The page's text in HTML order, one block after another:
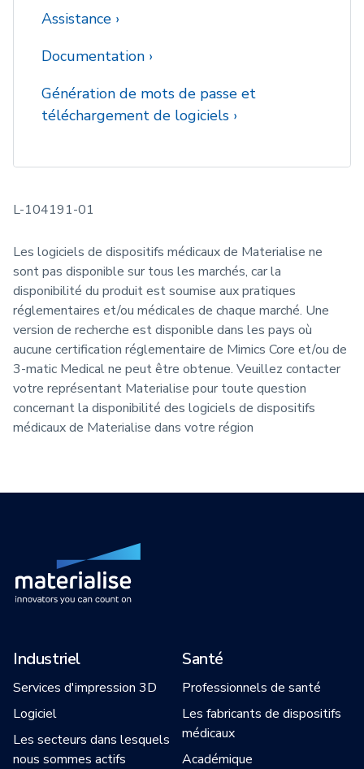
Assistance
Documentation
Génération de mots de passe et
téléchargement de logiciels
L-104191-01
Les logiciels de dispositifs médicaux de Materialise ne
sont pas disponible sur tous les marchés, car la
disponibilité du produit est soumise aux pratiques
réglementaires et/ou médicales de chaque marché. Une
version de recherche est disponible dans les pays où
aucune certification réglementaire de Mimics Core et/ou de
3-matic Medical ne peut être obtenue. Veuillez contacter
votre représentant Materialise pour toute question
concernant la disponibilité des logiciels de dispositifs
médicaux de Materialise dans votre région
Industriel
Services d'impression 3D
Logiciel
Les secteurs dans lesquels
nous sommes actifs
Santé
Professionnels de santé
Les fabricants de dispositifs
médicaux
Académique